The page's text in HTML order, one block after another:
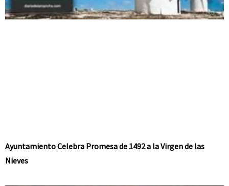
Ayuntamiento Celebra Promesa de 1492 a la Virgen de las
Nieves